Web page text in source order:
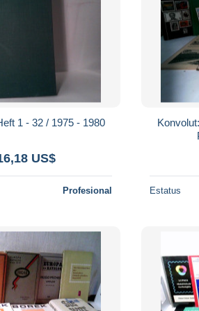
1 - 32 / 1975 - 1980
US$
Profesional Estatus